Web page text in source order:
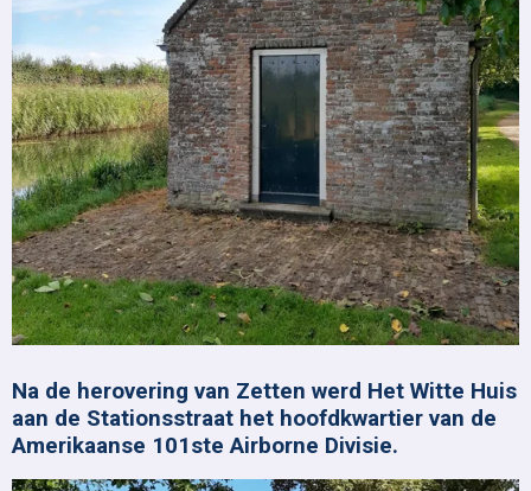
Na de herovering van Zetten werd Het Witte Huis
aan de Stationsstraat het hoofdkwartier van de
Amerikaanse 101ste Airborne Divisie.